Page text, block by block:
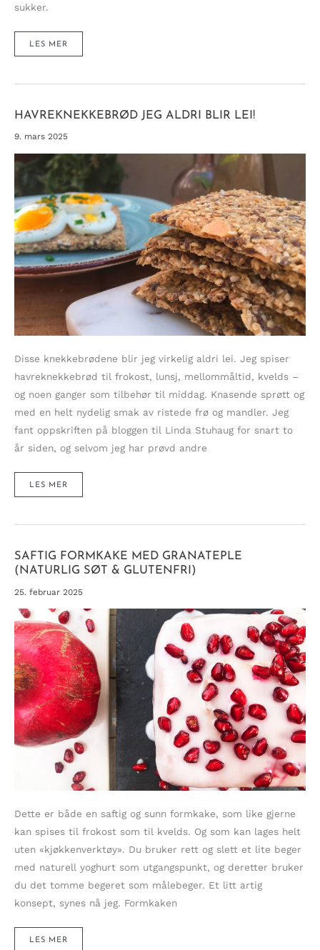
sukker.
SAFTIG
OG
LES MER
HAVREKNEKKEBRØD JEG ALDRI BLIR LEI!
9. mars 2025
Disse knekkebrødene blir jeg virkelig aldri lei. Jeg spiser
havreknekkebrød til frokost, lunsj, mellommåltid, kvelds –
og noen ganger som tilbehør til middag. Knasende sprøtt og
med en helt nydelig smak av ristede frø og mandler. Jeg
fant oppskriften på bloggen til Linda Stuhaug for snart to
år siden, og selvom jeg har prøvd andre
HAVREKNEKKEBRØD
ALDRI
LES MER
SAFTIG FORMKAKE MED GRANATEPLE
(NATURLIG SØT & GLUTENFRI)
25. februar 2025
Dette er både en saftig og sunn formkake, som like gjerne
kan spises til frokost som til kvelds. Og som kan lages helt
uten «kjøkkenverktøy». Du bruker rett og slett et lite beger
med naturell yoghurt som utgangspunkt, og deretter bruker
du det tomme begeret som målebeger. Et litt artig
konsept, synes nå jeg. Formkaken
SAFTIG
LES MER